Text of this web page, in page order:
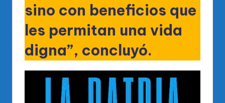
sino con beneficios que
les permitan una vida
digna”, concluyó.